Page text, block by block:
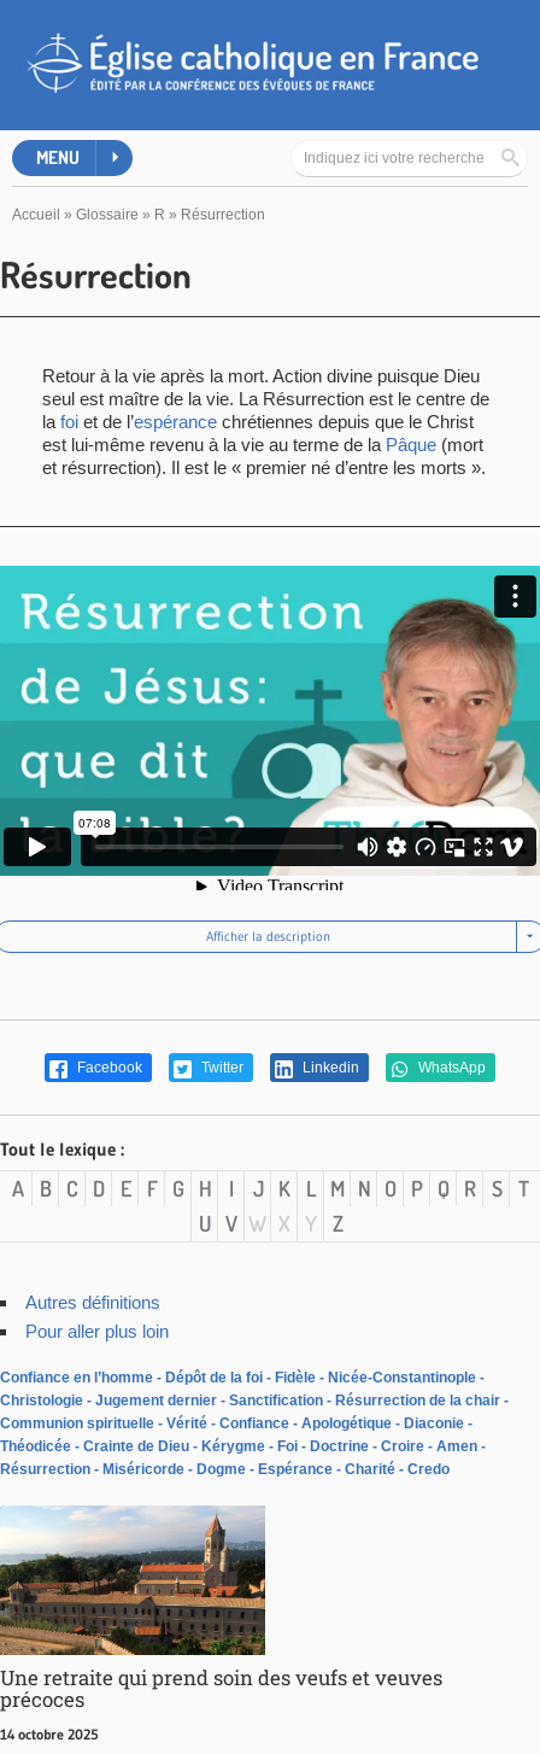
MENU
Accueil » Glossaire » R » Résurrection
Résurrection
Retour à la vie après la mort. Action divine puisque Dieu
seul est maître de la vie. La Résurrection est le centre de
lafoi et de l’espérance chrétiennes depuis que le Christ
est lui-même revenu à la vie au terme de la Pâque (mort
et résurrection). Il est le « premier né d’entre les morts ».
Afficher la description
Facebook Twitter Linkedin WhatsApp
Tout le lexique :
A B C D E F G H I J K L M N O P Q R S
T
U V W X Y Z
Autres définitions
Pour aller plus loin
Confiance en l’homme Dépôt de la foi Fidèle
Nicée-Constantinople
Christologie
Jugement dernier Sanctification
Résurrection de la chair
Communion spirituelle
Vérité Confiance Apologétique
Diaconie
Théodicée
Crainte de Dieu Kérygme Foi Doctrine Croire
Amen
Résurrection
Miséricorde Dogme Espérance Charité Credo
Une retraite qui prend soin des veufs et veuves
précoces
14 octobre 2025